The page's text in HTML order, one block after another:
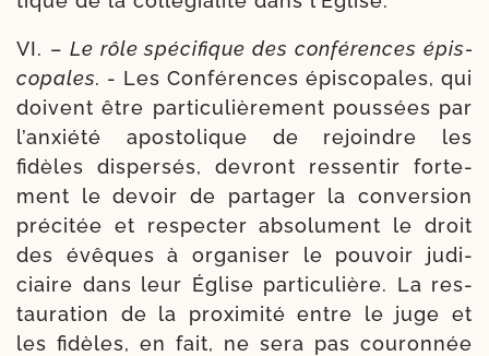
VI. – Le rôle spé­ci­fique des confé­rences épis­
co­pales. - Les Conférences épis­co­pales, qui
doivent être par­ti­cu­liè­re­ment pous­sées par
l’an­xié­té apos­to­lique de rejoindre les
fidèles dis­per­sés, devront res­sen­tir for­te­
ment le devoir de par­ta­ger la conver­sion
pré­ci­tée et res­pec­ter abso­lu­ment le droit
des évêques à orga­ni­ser le pou­voir judi­
ciaire dans leur Église par­ti­cu­lière. La res­
tau­ra­tion de la proxi­mi­té entre le juge et
les fidèles, en fait, ne sera pas cou­ron­née